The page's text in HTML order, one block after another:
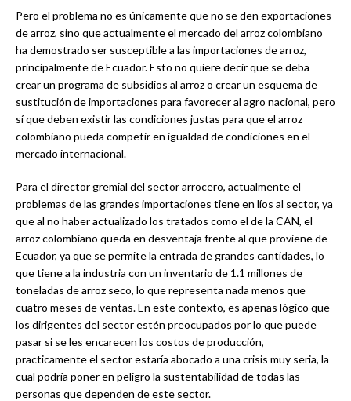
Pero el problema no es únicamente que no se den exportaciones
de arroz, sino que actualmente el mercado del arroz colombiano
ha demostrado ser susceptible a las importaciones de arroz,
principalmente de Ecuador. Esto no quiere decir que se deba
crear un programa de subsidios al arroz o crear un esquema de
sustitución de importaciones para favorecer al agro nacional, pero
sí que deben existir las condiciones justas para que el arroz
colombiano pueda competir en igualdad de condiciones en el
mercado internacional.
Para el director gremial del sector arrocero, actualmente el
problemas de las grandes importaciones tiene en líos al sector, ya
que al no haber actualizado los tratados como el de la CAN, el
arroz colombiano queda en desventaja frente al que proviene de
Ecuador, ya que se permite la entrada de grandes cantidades, lo
que tiene a la industria con un inventario de 1.1 millones de
toneladas de arroz seco, lo que representa nada menos que
cuatro meses de ventas. En este contexto, es apenas lógico que
los dirigentes del sector estén preocupados por lo que puede
pasar si se les encarecen los costos de producción,
practicamente el sector estaría abocado a una crisis muy seria, la
cual podría poner en peligro la sustentabilidad de todas las
personas que dependen de este sector.